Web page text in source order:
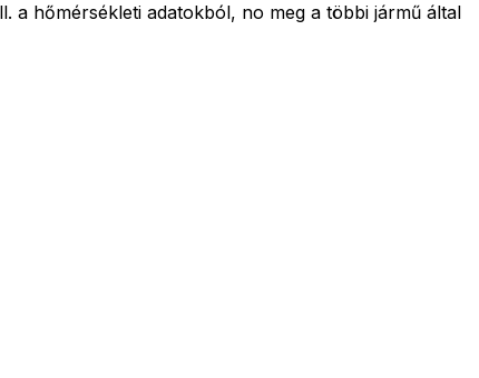
a hőmérsékleti adatokból, no meg a többi jármű által